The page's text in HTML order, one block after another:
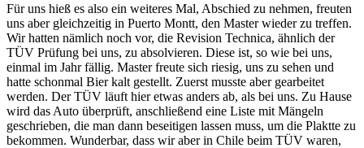
Für uns hieß es also ein weiteres Mal, Abschied zu nehmen, freuten
uns aber gleichzeitig in Puerto Montt, den Master wieder zu treffen.
Wir hatten nämlich noch vor, die Revision Technica, ähnlich der
TÜV Prüfung bei uns, zu absolvieren. Diese ist, so wie bei uns,
einmal im Jahr fällig. Master freute sich riesig, uns zu sehen und
hatte schonmal Bier kalt gestellt. Zuerst musste aber gearbeitet
werden. Der TÜV läuft hier etwas anders ab, als bei uns. Zu Hause
wird das Auto überprüft, anschließend eine Liste mit Mängeln
geschrieben, die man dann beseitigen lassen muss, um die Plaktte zu
bekommen. Wunderbar, dass wir aber in Chile beim TÜV waren,